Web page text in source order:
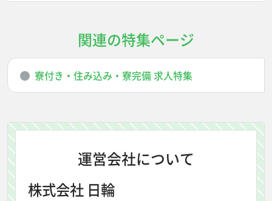
関連の特集ページ
寮付き・住み込み・寮完備 求人特集
運営会社について
株式会社 日輪